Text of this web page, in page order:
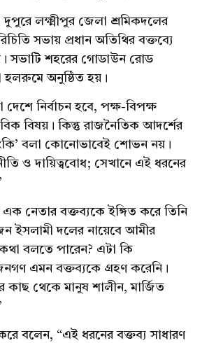
লক্ষ্মীপুর জেলা শ্রমিকদলের
সভায় প্রধান অতিথির বক্তব্যে
সভাটি শহরের গোডাউন রোড
হলরুমে অনুষ্ঠিত হয়।
নির্বাচন হবে, পক্ষ-বিপক্ষ
বিষয়। কিন্তু রাজনৈতিক আদর্শের
বলা কোনোভাবেই শোভন নয়।
ও দায়িত্ববোধ; সেখানে এই ধরনের
এক নেতার বক্তব্যকে ইঙ্গিত করে তিনি
দলের নায়েবে আমীর
বলতে পারেন? এটা কি
এমন বক্তব্যকে গ্রহণ করেনি।
কাছ থেকে মানুষ শালীন, মার্জিত
বলেন, “এই ধরনের বক্তব্য সাধারণ